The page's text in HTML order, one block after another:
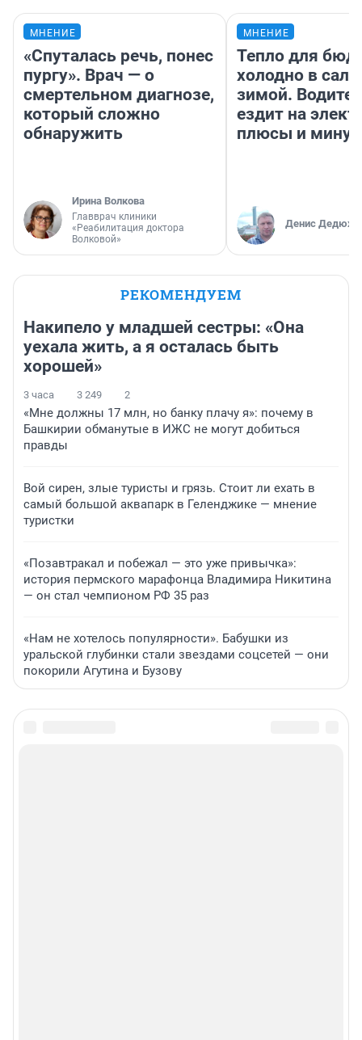
МНЕНИЕ
«Спуталась речь, понес
пургу». Врач — о
смертельном диагнозе,
который сложно
обнаружить
Ирина Волкова
Главврач клиники
«Реабилитация доктора
Волковой»
МНЕНИЕ
Тепло для
холодно в
зимой.
ездит на
плюсы и
Денис
РЕКОМЕНДУЕМ
Накипело у младшей сестры: «Она
уехала жить, а я осталась быть
хорошей»
3 часа 3 249 2
«Мне должны 17 млн, но банку плачу я»: почему в
Башкирии обманутые в ИЖС не могут добиться
правды
Вой сирен, злые туристы и грязь. Стоит ли ехать в
самый большой аквапарк в Геленджике — мнение
туристки
«Позавтракал и побежал — это уже привычка»:
история пермского марафонца Владимира Никитина
— он стал чемпионом РФ 35 раз
«Нам не хотелось популярности». Бабушки из
уральской глубинки стали звездами соцсетей — они
покорили Агутина и Бузову